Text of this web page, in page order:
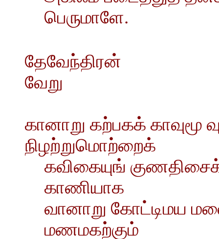
பெருமாளே.
தேவேந்திரன்
வேறு
கானாறு கற்பகக் காவுமூ
நிழற்றுமொற்றைக்
கவிகையுங் குணதிசைக்
காணியாக
வானாறு கோட்டிமய
மணமகற்கும்